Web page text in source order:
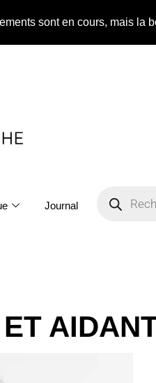
sont en cours, mais la
Journal